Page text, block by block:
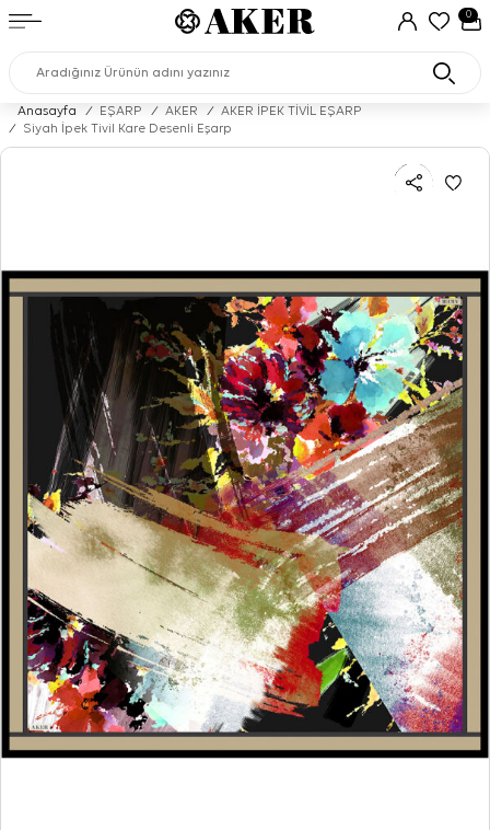
0
Anasayfa / EŞARP / AKER /
AKER İPEK TİVİL EŞARP
/
Siyah İpek Tivil Kare Desenli Eşarp